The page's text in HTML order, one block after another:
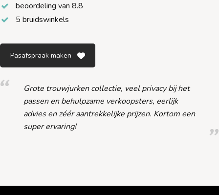
beoordeling van 8.8
5 bruidswinkels
Pasafspraak maken
Grote trouwjurken collectie, veel privacy bij het
passen en behulpzame verkoopsters, eerlijk
advies en zéér aantrekkelijke prijzen. Kortom een
super ervaring!